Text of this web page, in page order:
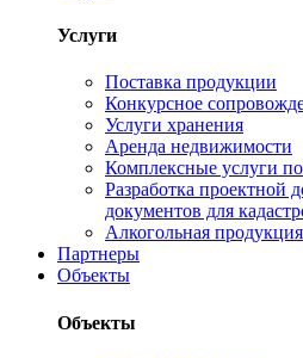
Услуги
Поставка продукции
Конкурсное
Услуги хранения
Аренда недвижимости
Комплексные услуги
Разработка проектной
документов для
Алкогольная продукция
Партнеры
Объекты
Объекты